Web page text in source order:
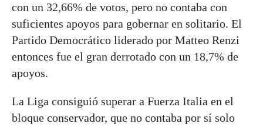
con un 32,66% de votos, pero no contaba con
suficientes apoyos para gobernar en solitario. El
Partido Democrático liderado por Matteo Renzi
entonces fue el gran derrotado con un 18,7% de
apoyos.
La Liga consiguió superar a Fuerza Italia en el
bloque conservador, que no contaba por sí solo